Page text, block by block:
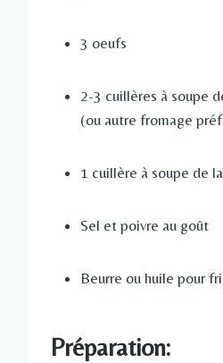
3 oeufs
2-3 cuillères à soupe
(ou autre fromage
1 cuillère à soupe de
Sel et poivre au goût
Beurre ou huile pour
Préparation: